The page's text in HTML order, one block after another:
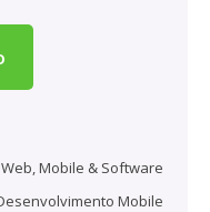
Web, Mobile & Software
Mobile